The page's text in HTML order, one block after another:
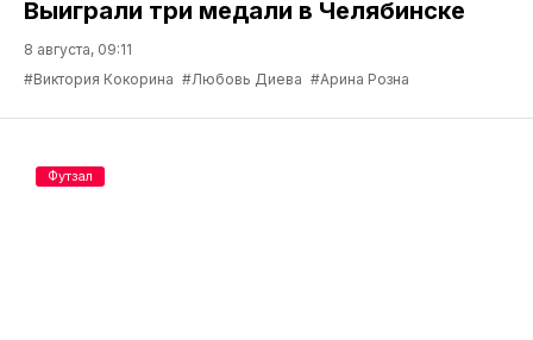
Выиграли три медали в Челябинске
8 августа, 09:11
#Виктория Кокорина #Любовь Диева #Арина Розна
Футзал